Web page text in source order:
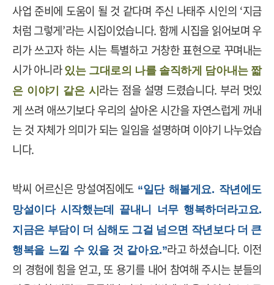
사업 준비에 도움이 될 것 같다며 주신 나태주 시인의 ‘지금
처럼 그렇게’라는 시집이었습니다. 함께 시집을 읽어보며 우
리가 쓰고자 하는 시는 특별하고 거창한 표현으로 꾸며내는
시가 아니라 있는 그대로의 나를 솔직하게 담아내는 짧
은 이야기 같은 시 라는 점을 설명 드렸습니다. 부러 멋있
게 쓰려 애쓰기보다 우리의 살아온 시간을 자연스럽게 꺼내
는 것 자체가 의미가 되는 일임을 설명하며 이야기 나누었습
니다.
박씨 어르신은 망설여짐에도 “일단 해볼게요. 작년에도
망설이다 시작했는데 끝내니 너무 행복하더라고요.
지금은 부담이 더 심해도 그걸 넘으면 작년보다 더 큰
행복을 느낄 수 있을 것 같아요.”라고 하셨습니다. 이전
의 경험에 힘을 얻고, 또 용기를 내어 참여해 주시는 분들의